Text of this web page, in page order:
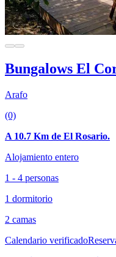
Bungalows El
Arafo
(0)
A 10.7 Km de El Rosario.
Alojamiento entero
1 - 4 personas
1 dormitorio
2 camas
Calendario verificado